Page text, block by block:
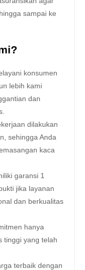
sampai ke
konsumen
lebih kami
dan
dilakukan
sehingga Anda
kaca
garansi 1
jika layanan
dan berkualitas
hanya
tinggi yang telah
terbaik dengan